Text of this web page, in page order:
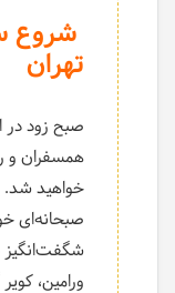
شروع
تهران
صبح زود در
همسفران و
خواهید
صبحانه‌ای
ورامین،